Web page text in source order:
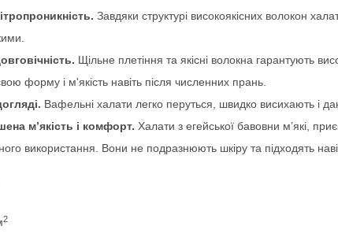
Завдяки структурі високоякісних волокон
Щільне плетіння та якісні волокна гарантують
форму і м'якість навіть після численних прань.
Вафельні халати легко перуться, швидко висихають і
м’якість і комфорт. Халати з егейської бавовни м’які,
використання. Вони не подразнюють шкіру та підходять
2